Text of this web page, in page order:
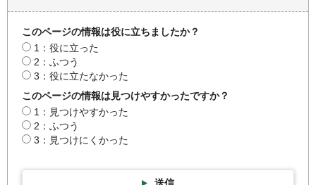
このページの情報は役に立ちましたか？
1：役に立った
2：ふつう
3：役に立たなかった
このページの情報は見つけやすかったですか？
1：見つけやすかった
2：ふつう
3：見つけにくかった